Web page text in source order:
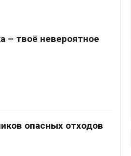
– твоё невероятное
опасных отходов
водохранилища Волги и